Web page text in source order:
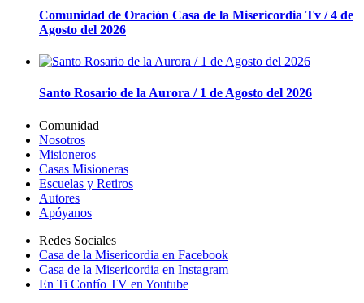
Comunidad de Oración Casa de la Misericordia Tv / 4 de
Agosto del 2026
Santo Rosario de la Aurora / 1 de Agosto del 2026
Comunidad
Nosotros
Misioneros
Casas Misioneras
Escuelas y Retiros
Autores
Apóyanos
Redes Sociales
Casa de la Misericordia en Facebook
Casa de la Misericordia en Instagram
En Ti Confío TV en Youtube